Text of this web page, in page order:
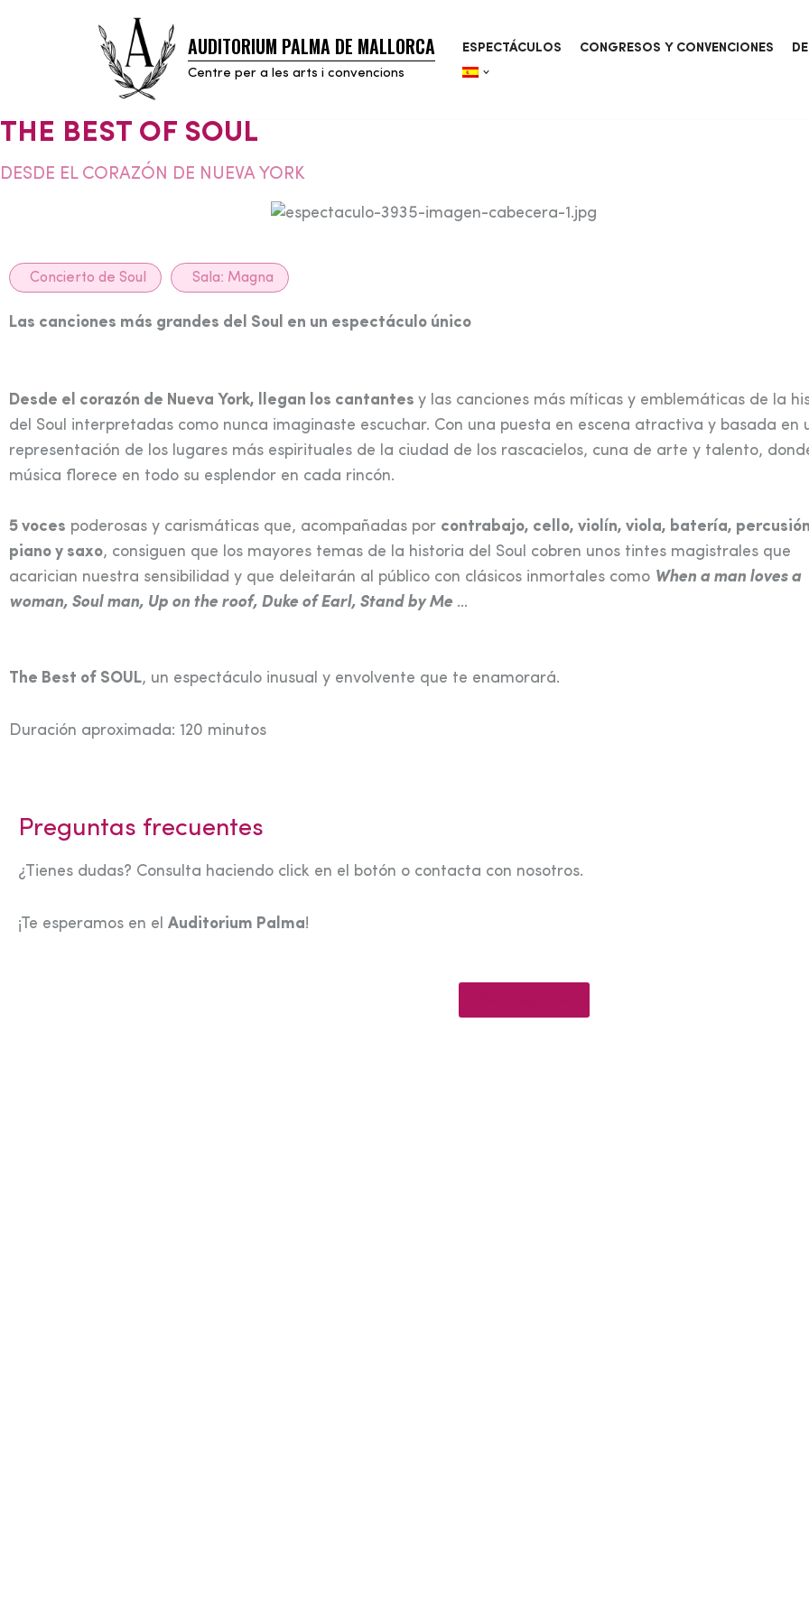
AUDITORIUM PALMA DE MALLORCA
Centre per a les arts i convencions
ESPECTÁCULOS CONGRESOS Y CONVENCIONES
THE BEST OF SOUL
DESDE EL CORAZÓN DE NUEVA YORK
Concierto de Soul Sala: Magna
Las canciones más grandes del Soul en un espectáculo único
Desde el corazón de Nueva York, llegan los cantantes y las canciones más míticas y emblemáticas de la
del Soul interpretadas como nunca imaginaste escuchar. Con una puesta en escena atractiva y basada en
representación de los lugares más espirituales de la ciudad de los rascacielos, cuna de arte y talento,
música florece en todo su esplendor en cada rincón.
5 voces poderosas y carismáticas que, acompañadas por contrabajo, cello, violín, viola, batería,
piano y saxo, consiguen que los mayores temas de la historia del Soul cobren unos tintes magistrales que
acarician nuestra sensibilidad y que deleitarán al público con clásicos inmortales como When a man loves a
woman, Soul man, Up on the roof, Duke of Earl, Stand by Me …
The Best of SOUL, un espectáculo inusual y envolvente que te enamorará.
Duración aproximada: 120 minutos
Preguntas frecuentes
¿Tienes dudas? Consulta haciendo click en el botón o contacta con nosotros.
¡Te esperamos en el Auditorium Palma!